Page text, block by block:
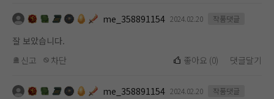
me_358891154 2024.02.20 작품댓글
잘 보았습니다.
신고
차단 좋아요 (0) 댓글달기
me_358891154 2024.02.20 작품댓글